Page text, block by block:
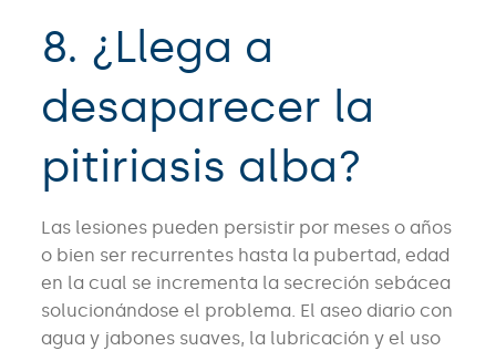
8. ¿Llega a
desaparecer la
pitiriasis alba?
Las lesiones pueden persistir por meses o años
o bien ser recurrentes hasta la pubertad, edad
en la cual se incrementa la secreción sebácea
solucionándose el problema. El aseo diario con
agua y jabones suaves, la lubricación y el uso